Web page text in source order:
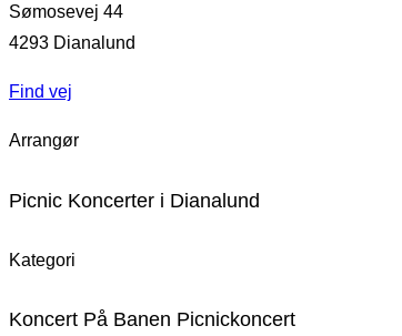
Sømosevej 44
4293 Dianalund
Find vej
Arrangør
Picnic Koncerter i Dianalund
Kategori
Koncert På Banen Picnickoncert